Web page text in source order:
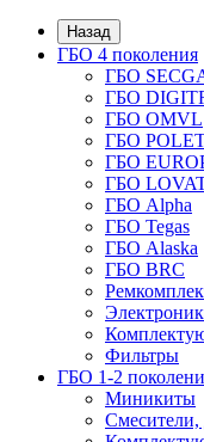
Назад
ГБО 4 поколения
ГБО
ГБО
ГБО OMVL
ГБО
ГБО
ГБО
ГБО Alpha
ГБО Tegas
ГБО Alaska
ГБО BRC
Фильтры
ГБО 1-2
Миникиты
Смесители,